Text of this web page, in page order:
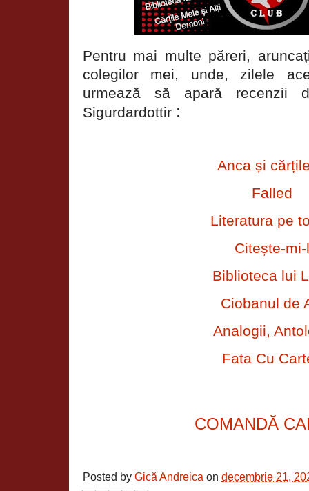
Pentru mai multe păreri,
colegilor mei, unde, zilele
urmează să apară recenzii
Sigurdardottir :
Anca și
Falled
Literatura pe
Citește-
Biblioteca lui
Ciobanul de
Analogii,
Fata Cu
COMANDĂ
Posted by Gică Andreica on decembrie 21,